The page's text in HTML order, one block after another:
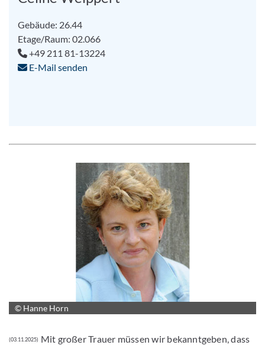
Gebäude: 26.44
Etage/Raum: 02.066
+49 211 81-13224
E-Mail senden
© Hanne Horn
(03.11.2025) Mit großer Trauer müssen wir bekanntgeben, dass